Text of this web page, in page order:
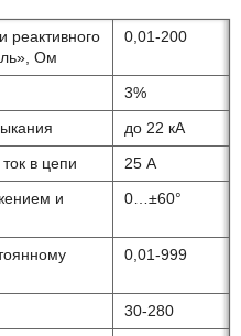
реактивного
Ом
0,01-200
3%
до 22 кА
в цепи
25 А
и
0…±60°
0,01-999
30-280